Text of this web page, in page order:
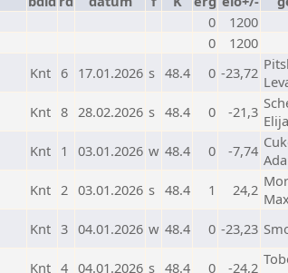
0
1200
0
1200
Knt 6 17.01.2026 s 48.4 0 -23,72
Knt 8 28.02.2026 s 48.4 0 -21,3 Elija
Knt 1 03.01.2026 w 48.4 0 -7,74
Knt 2 03.01.2026 s 48.4 1 24,2
Knt 3 04.01.2026 w 48.4 0 -23,23
Knt 4 04.01.2026 s 48.4 0 -24,2